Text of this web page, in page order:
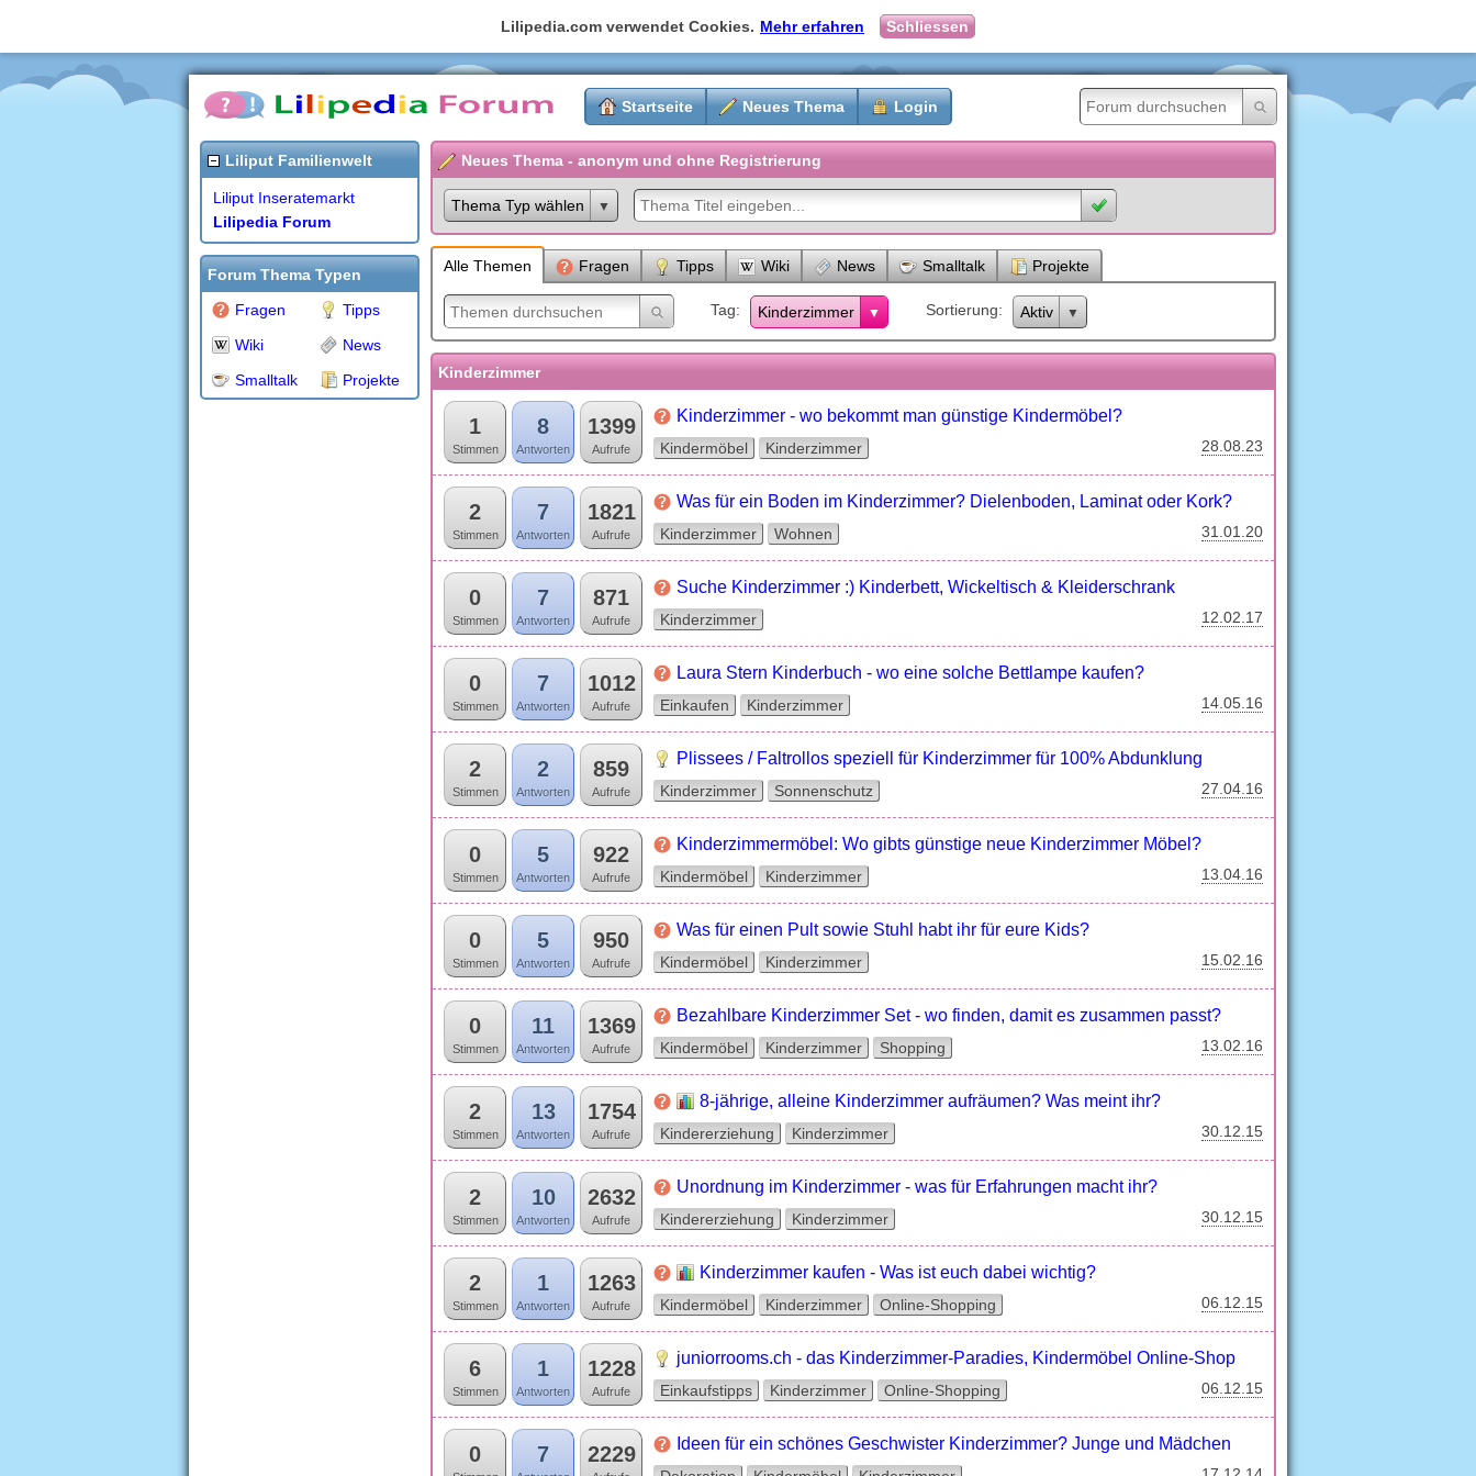
Lilipedia.com verwendet Cookies. Mehr erfahren Schliessen
Startseite Neues Thema Login
Liliput Familienwelt
Liliput Inseratemarkt
Lilipedia Forum
Forum Thema Typen
Fragen
Tipps
Wiki
News
Smalltalk
Projekte
Neues Thema - anonym und ohne Registrierung
Thema Typ wählen
Alle Themen Fragen Tipps Wiki News Smalltalk Projekte
Tag Kinderzimmer Sortierung Aktiv
Kinderzimmer
1
Stimmen
8
Antworten
1399
Aufrufe
Kinderzimmer - wo bekommt man günstige Kindermöbel?
Kindermöbel Kinderzimmer 28.08.23
2
Stimmen
7
Antworten
1821
Aufrufe
Was für ein Boden im Kinderzimmer? Dielenboden, Laminat oder Kork?
Kinderzimmer Wohnen 31.01.20
0
Stimmen
7
Antworten
871
Aufrufe
Suche Kinderzimmer :) Kinderbett, Wickeltisch & Kleiderschrank
Kinderzimmer 12.02.17
0
Stimmen
7
Antworten
1012
Aufrufe
Laura Stern Kinderbuch - wo eine solche Bettlampe kaufen?
Einkaufen Kinderzimmer 14.05.16
2
Stimmen
2
Antworten
859
Aufrufe
Plissees / Faltrollos speziell für Kinderzimmer für 100% Abdunklung
Kinderzimmer Sonnenschutz 27.04.16
0
Stimmen
5
Antworten
922
Aufrufe
Kinderzimmermöbel: Wo gibts günstige neue Kinderzimmer Möbel?
Kindermöbel Kinderzimmer 13.04.16
0
Stimmen
5
Antworten
950
Aufrufe
Was für einen Pult sowie Stuhl habt ihr für eure Kids?
Kindermöbel Kinderzimmer 15.02.16
0
Stimmen
11
Antworten
1369
Aufrufe
Bezahlbare Kinderzimmer Set - wo finden, damit es zusammen passt?
Kindermöbel Kinderzimmer Shopping 13.02.16
2
Stimmen
13
Antworten
1754
Aufrufe
8-jährige, alleine Kinderzimmer aufräumen? Was meint ihr?
Kindererziehung Kinderzimmer 30.12.15
2
Stimmen
10
Antworten
2632
Aufrufe
Unordnung im Kinderzimmer - was für Erfahrungen macht ihr?
Kindererziehung Kinderzimmer 30.12.15
2
Stimmen
1
Antworten
1263
Aufrufe
Kinderzimmer kaufen - Was ist euch dabei wichtig?
Kindermöbel Kinderzimmer Online-Shopping 06.12.15
6
Stimmen
1
Antworten
1228
Aufrufe
juniorrooms.ch - das Kinderzimmer-Paradies, Kindermöbel Online-Shop
Einkaufstipps Kinderzimmer Online-Shopping 06.12.15
0 7 2229 Ideen für ein schönes Geschwister Kinderzimmer? Junge und Mädchen